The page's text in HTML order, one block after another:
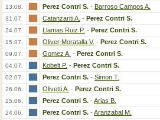
13.08. Perez Contri S. - Barroso Campos A.
31.07. Catanzariti A. - Perez Contri S.
24.07. Llamas Ruiz P. - Perez Contri S.
15.07. Oliver Moratalla V. - Perez Contri S.
09.07. Gomez A. - Perez Contri S.
04.07. Kobelt P. - Perez Contri S.
02.07. Perez Contri S. - Simon T.
26.06. Olivetti A. - Perez Contri S.
25.06. Perez Contri S. - Arias B.
24.06. Perez Contri S. - Aranzabal M.